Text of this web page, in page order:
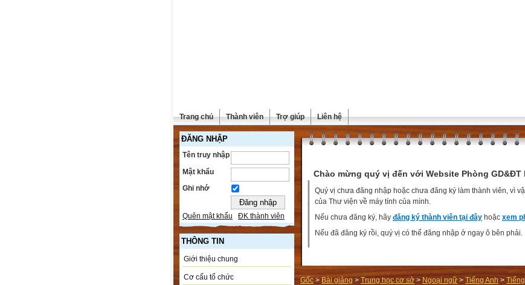
Trang chủ Thành viên Trợ giúp Liên hệ
ĐĂNG NHẬP
Tên truy nhập
Mật khẩu
Ghi nhớ
Quên mật khẩu ĐK thành viên
THÔNG TIN
Giới thiệu chung
Cơ cấu tổ chức
Chào mừng quý vị đến với Website Phòng GD&ĐT
Quý vị chưa đăng nhập hoặc chưa đăng ký làm thành viên, vì
của Thư viện về máy tính của mình.
Nếu chưa đăng ký, hãy đăng ký thành viên tại đây hoặc xem
Nếu đã đăng ký rồi, quý vị có thể đăng nhập ở ngay ô bên phải.
Gốc > Bài giảng > Trung học cơ sở > Ngoại ngữ > Tiếng Anh >